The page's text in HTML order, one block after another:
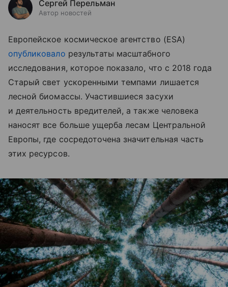
Сергей Перельман
Автор новостей
Европейское космическое агентство (ESA)
опубликовало результаты масштабного
исследования, которое показало, что с 2018 года
Старый свет ускоренными темпами лишается
лесной биомассы. Участившиеся засухи
и деятельность вредителей, а также человека
наносят все больше ущерба лесам Центральной
Европы, где сосредоточена значительная часть
этих ресурсов.